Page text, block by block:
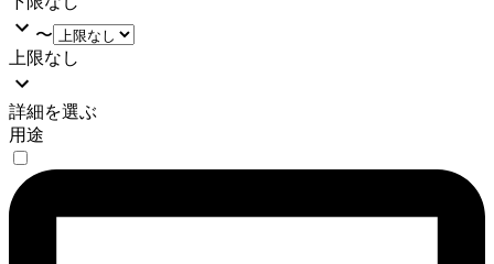
〜
上限なし
詳細を選ぶ
用途